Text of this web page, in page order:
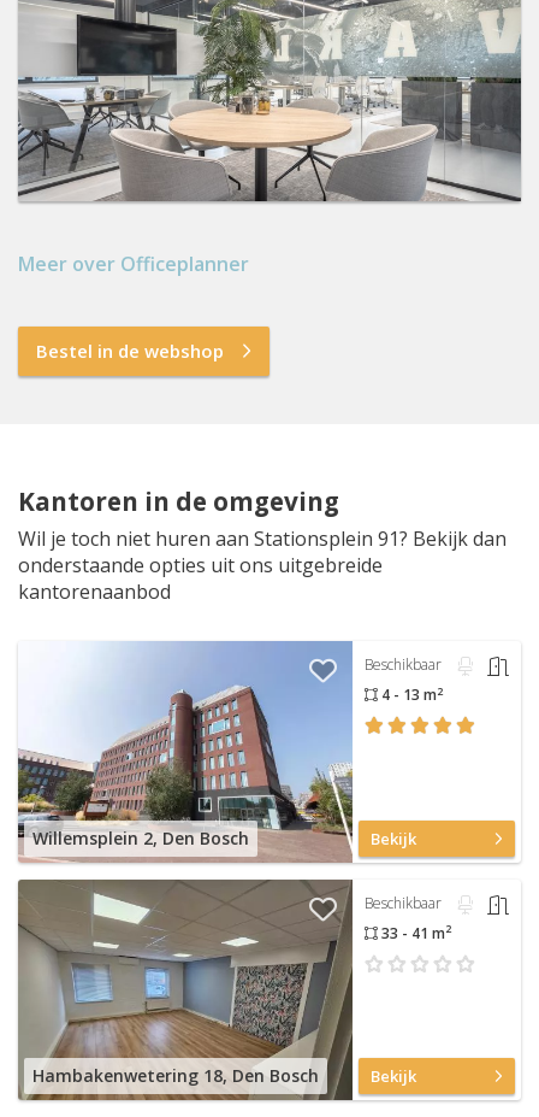
Meer over Officeplanner
Bestel in de webshop
Kantoren in de omgeving
Wil je toch niet huren aan Stationsplein 91? Bekijk dan
onderstaande opties uit ons uitgebreide
kantorenaanbod
Willemsplein 2, Den Bosch
Beschikbaar
4 - 13 m2
Bekijk
Hambakenwetering 18, Den Bosch
Beschikbaar
33 - 41 m2
Bekijk